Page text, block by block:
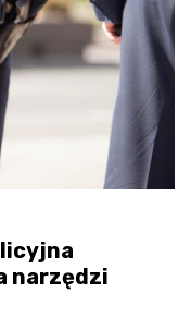
narzędzi